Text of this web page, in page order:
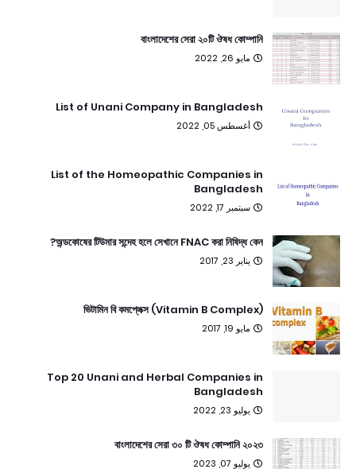
বাংলাদেশের সেরা ২০টি ঔষধ কোম্পানি
مايو 26, 2022
List of Unani Company in Bangladesh
أغسطس 05, 2022
List of the Homeopathic Companies in
Bangladesh
سبتمبر 17, 2022
অন্ডকোষের টিউমার সন্দেহ হলে সেখানে FNAC করা নিষিদ্ধ কেন?
يناير 23, 2017
ভিটামিন বি কমপ্লেক্স (Vitamin B Complex)
مايو 19, 2017
Top 20 Unani and Herbal Companies in
Bangladesh
يوليو 23, 2022
বাংলাদেশের সেরা ৩০ টি ঔষধ কোম্পানি ২০২৩
يوليو 07, 2023